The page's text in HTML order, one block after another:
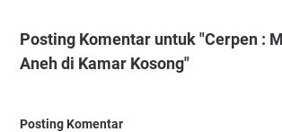
Posting Komentar untuk "Cerpen :
Aneh di Kamar Kosong"
Posting Komentar